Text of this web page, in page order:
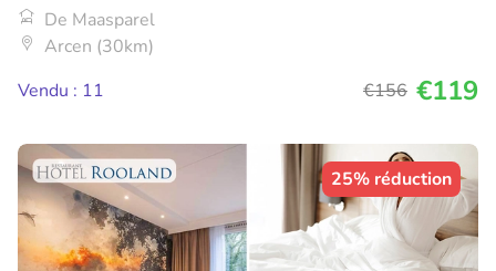
De Maasparel
Arcen (30km)
Vendu : 11
€156 €119
25% réduction